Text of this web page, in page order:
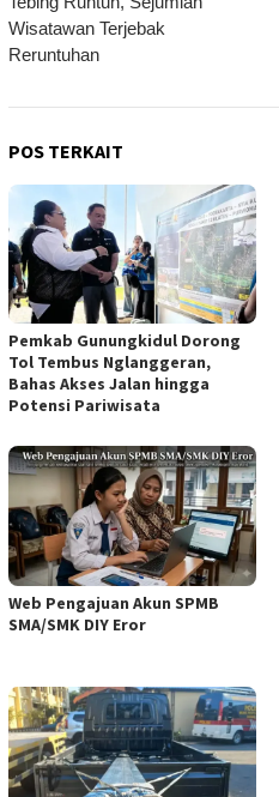
pos
Wisatawan Terjebak
Reruntuhan
POS TERKAIT
Pemkab Gunungkidul Dorong
Tol Tembus Nglanggeran,
Bahas Akses Jalan hingga
Potensi Pariwisata
Web Pengajuan Akun SPMB
SMA/SMK DIY Eror